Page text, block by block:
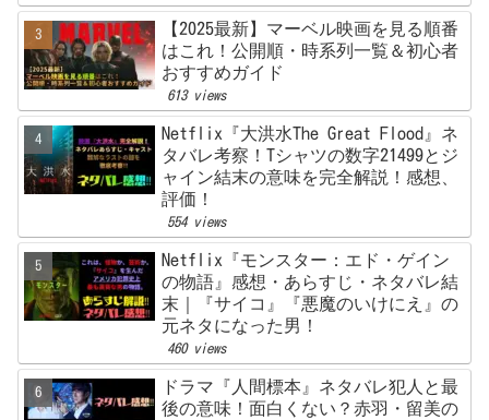
【2025最新】マーベル映画を見る順番
はこれ！公開順・時系列一覧＆初心者
おすすめガイド
613 views
Netflix『大洪水The Great Flood』ネ
タバレ考察！Tシャツの数字21499とジ
ャイン結末の意味を完全解説！感想、
評価！
554 views
Netflix『モンスター：エド・ゲイン
の物語』感想・あらすじ・ネタバレ結
末｜『サイコ』『悪魔のいけにえ』の
元ネタになった男！
460 views
ドラマ『人間標本』ネタバレ犯人と最
後の意味！面白くない？赤羽・留美の